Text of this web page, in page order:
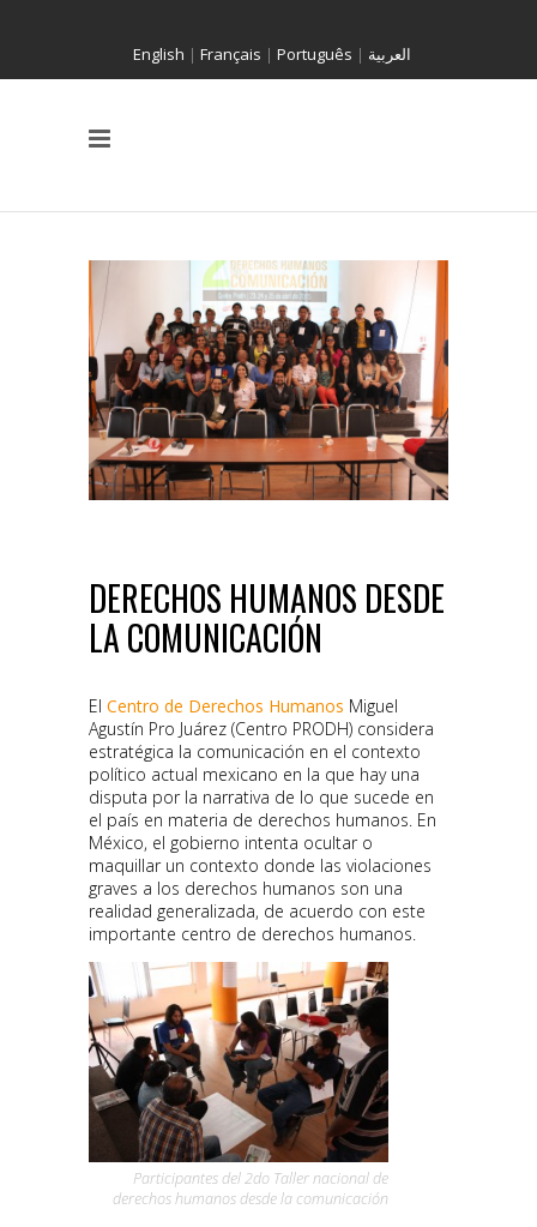
English | Français | Português | العربية
DERECHOS HUMANOS DESDE
LA COMUNICACIÓN
El Centro de Derechos Humanos Miguel
Agustín Pro Juárez (Centro PRODH) considera
estratégica la comunicación en el contexto
político actual mexicano en la que hay una
disputa por la narrativa de lo que sucede en
el país en materia de derechos humanos. En
México, el gobierno intenta ocultar o
maquillar un contexto donde las violaciones
graves a los derechos humanos son una
realidad generalizada, de acuerdo con este
importante centro de derechos humanos.
Participantes del 2do Taller nacional de
derechos humanos desde la comunicación